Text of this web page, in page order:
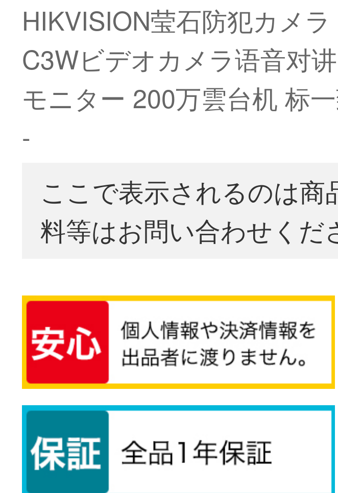
HIKVISION莹石防犯カメ
C3Wビデオカメラ语音对
モニター 200万雲台机 标
-
ここで表示されるのは商
料等はお問い合わせくだ